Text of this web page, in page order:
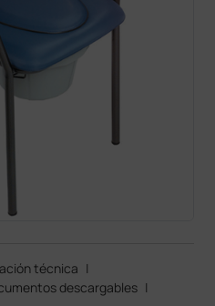
técnica |
descargables |